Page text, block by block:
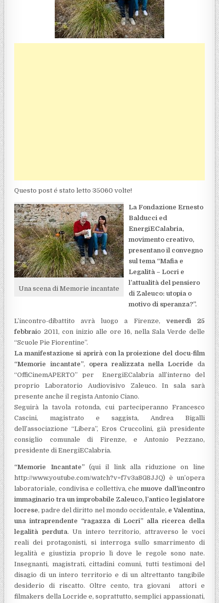
Questo post é stato letto 35060 volte!
Una scena di Memorie incantate
La Fondazione Ernesto
Balducci ed
EnergiECalabria,
movimento creativo,
presentano il convegno
sul tema “Mafia e
Legalità – Locri e
l’attualità del pensiero
di Zaleuco: utopia o
motivo di speranza?”.
L’incontro-dibattito avrà luogo a Firenze, venerdì 25
febbraio 2011, con inizio alle ore 16, nella Sala Verde delle
“Scuole Pie Fiorentine”.
La manifestazione si aprirà con la proiezione del docu-film
“Memorie incantate”, opera realizzata nella Locride da
“OffiCinemAPERTO” per EnergiECalabria all’interno del
proprio Laboratorio Audiovisivo Zaleuco. In sala sarà
presente anche il regista Antonio Ciano.
Seguirà la tavola rotonda, cui parteciperanno Francesco
Cascini, magistrato e saggista, Andrea Bigalli
dell’associazione “Libera”, Eros Cruccolini, già presidente
consiglio comunale di Firenze, e Antonio Pezzano,
presidente di EnergiECalabria.
“Memorie Incantate”(qui il link alla riduzione on line
http://www.youtube.com/watch?v=f7v3a8G8JJQ) è un’opera
laboratoriale, condivisa e collettiva, chemuove dall’incontro
immaginario tra un improbabile Zaleuco, l’antico legislatore
locrese, padre del diritto nel mondo occidentale, e Valentina,
una intraprendente “ragazza di Locri” alla ricerca della
legalità perduta. Un intero territorio, attraverso le voci
reali dei protagonisti, si interroga sullo smarrimento di
legalità e giustizia proprio lì dove le regole sono nate.
Insegnanti, magistrati, cittadini comuni, tutti testimoni del
disagio di un intero territorio e di un altrettanto tangibile
desiderio di riscatto. Oltre cento, tra giovani attori e
filmakers della Locride e, soprattutto, semplici appassionati,